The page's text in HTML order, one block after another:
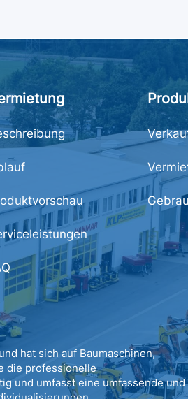
hat sich auf Baumaschinen,
die professionelle
und umfasst eine umfassende und